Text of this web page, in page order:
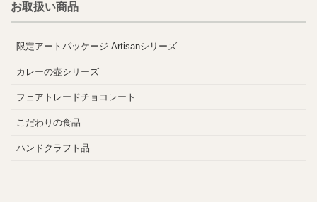
お取扱い商品
限定アートパッケージ Artisanシリーズ
カレーの壺シリーズ
フェアトレードチョコレート
こだわりの食品
ハンドクラフト品